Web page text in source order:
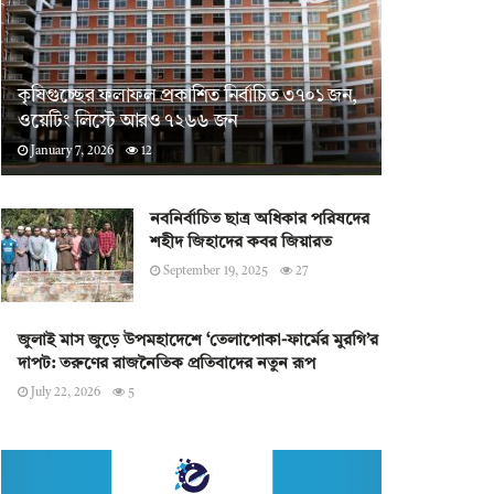
কৃষিগুচ্ছের ফলাফল প্রকাশিত নির্বাচিত ৩৭০১ জন,
ওয়েটিং লিস্টে আরও ৭২৬৬ জন
January 7, 2026 12
নবনির্বাচিত ছাত্র অধিকার পরিষদের
শহীদ জিহাদের কবর জিয়ারত
September 19, 2025 27
জুলাই মাস জুড়ে উপমহাদেশে ‘তেলাপোকা-ফার্মের মুরগি’র
দাপট: তরুণের রাজনৈতিক প্রতিবাদের নতুন রূপ
July 22, 2026 5